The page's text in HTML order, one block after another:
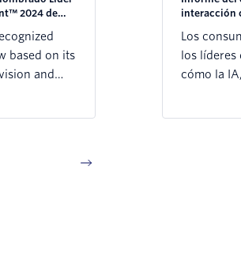
2024 de
based on its
and
interacción
Los
los
cómo la